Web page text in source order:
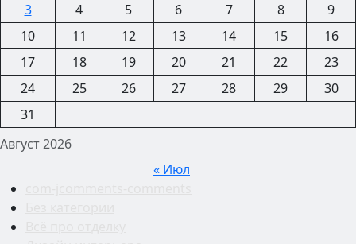
Август 2026
3
4 5 6 7 8
9
10
11 12 13 14 15
16
17
18 19 20 21 22
23
24
25 26 27 28 29
30
31
« Июл